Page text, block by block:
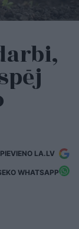
PIEVIENO LA.LV
WHATSAPP